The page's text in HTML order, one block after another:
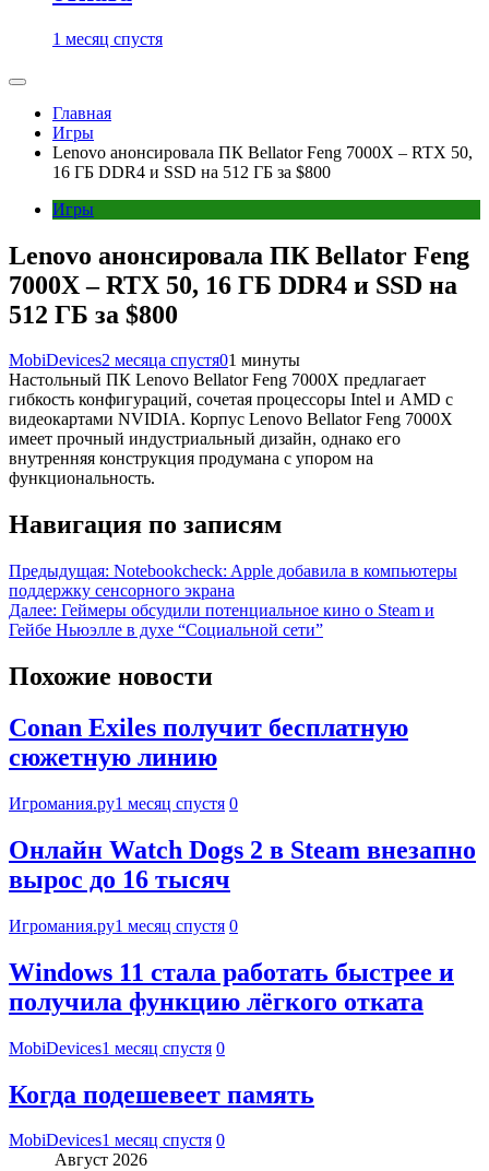
1 месяц спустя
Главная
Игры
Lenovo анонсировала ПК Bellator Feng 7000X – RTX 50,
16 ГБ DDR4 и SSD на 512 ГБ за $800
Игры
Lenovo анонсировала ПК Bellator Feng
7000X – RTX 50, 16 ГБ DDR4 и SSD на
512 ГБ за $800
MobiDevices2 месяца спустя01 минуты
Настольный ПК Lenovo Bellator Feng 7000X предлагает
гибкость конфигураций, сочетая процессоры Intel и AMD с
видеокартами NVIDIA. Корпус Lenovo Bellator Feng 7000X
имеет прочный индустриальный дизайн, однако его
внутренняя конструкция продумана с упором на
функциональность.
Навигация по записям
Предыдущая: Notebookcheck: Apple добавила в компьютеры
поддержку сенсорного экрана
Далее: Геймеры обсудили потенциальное кино о Steam и
Гейбе Ньюэлле в духе “Социальной сети”
Похожие новости
Conan Exiles получит бесплатную
сюжетную линию
Игромания.ру1 месяц спустя 0
Онлайн Watch Dogs 2 в Steam внезапно
вырос до 16 тысяч
Игромания.ру1 месяц спустя 0
Windows 11 стала работать быстрее и
получила функцию лёгкого отката
MobiDevices1 месяц спустя 0
Когда подешевеет память
MobiDevices1 месяц спустя 0
Август 2026